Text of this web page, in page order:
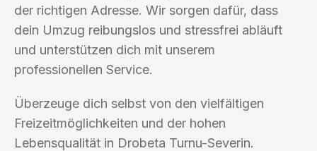
der richtigen Adresse. Wir sorgen dafür, dass
dein Umzug reibungslos und stressfrei abläuft
und unterstützen dich mit unserem
professionellen Service.
Überzeuge dich selbst von den vielfältigen
Freizeitmöglichkeiten und der hohen
Lebensqualität in Drobeta Turnu-Severin.